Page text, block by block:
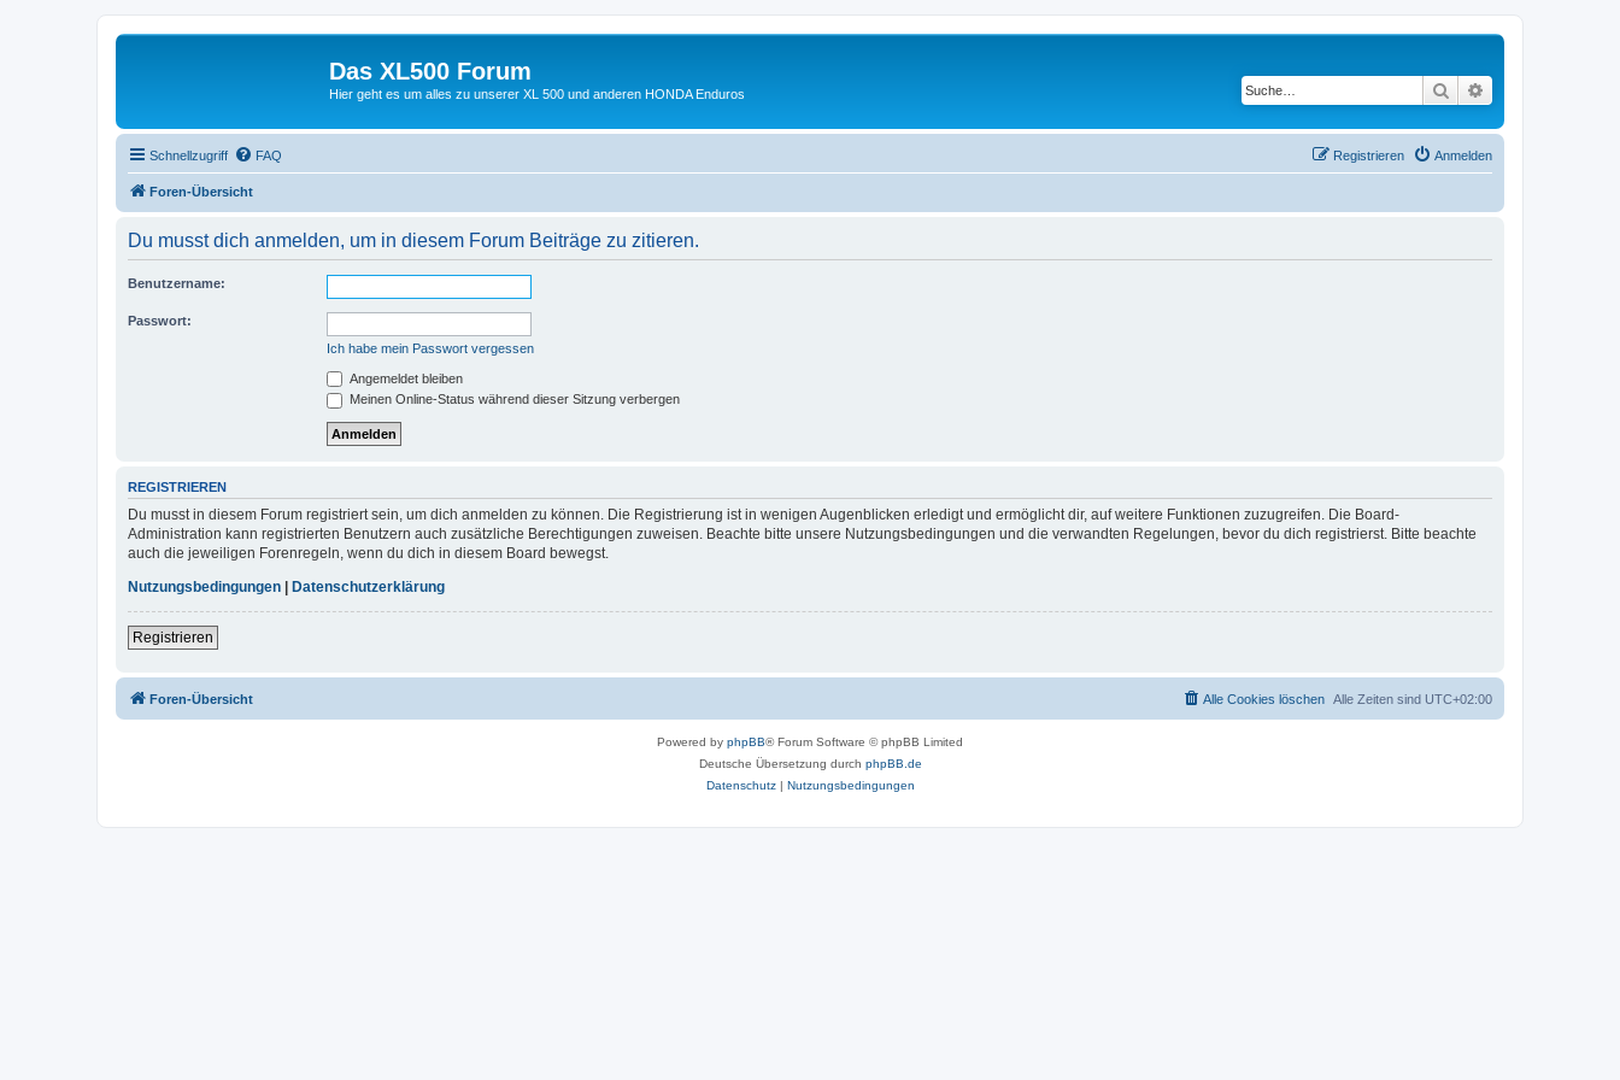
Das XL500 Forum
Hier geht es um alles zu unserer XL 500 und anderen HONDA Enduros Suche
Schnellzugriff FAQ Anmelden
Registrieren
Foren-Übersicht
Du musst dich anmelden, um in diesem Forum Beiträge zu zitieren.
Benutzername:
Passwort:
Ich habe mein Passwort vergessen
Angemeldet bleiben
Meinen Online-Status während dieser Sitzung verbergen
REGISTRIEREN
Du musst in diesem Forum registriert sein, um dich anmelden zu können. Die Registrierung ist in wenigen Augenblicken erledigt und ermöglicht dir, auf weitere Funktionen zuzugreifen. Die Board-
Administration kann registrierten Benutzern auch zusätzliche Berechtigungen zuweisen. Beachte bitte unsere Nutzungsbedingungen und die verwandten Regelungen, bevor du dich registrierst. Bitte beachte
auch die jeweiligen Forenregeln, wenn du dich in diesem Board bewegst.
Nutzungsbedingungen
Datenschutzerklärung
Registrieren
Foren-Übersicht Alle Zeiten sind UTC+02:00
Alle Cookies löschen
Powered by phpBB® Forum Software © phpBB Limited
Deutsche Übersetzung durch phpBB.de
Datenschutz| Nutzungsbedingungen